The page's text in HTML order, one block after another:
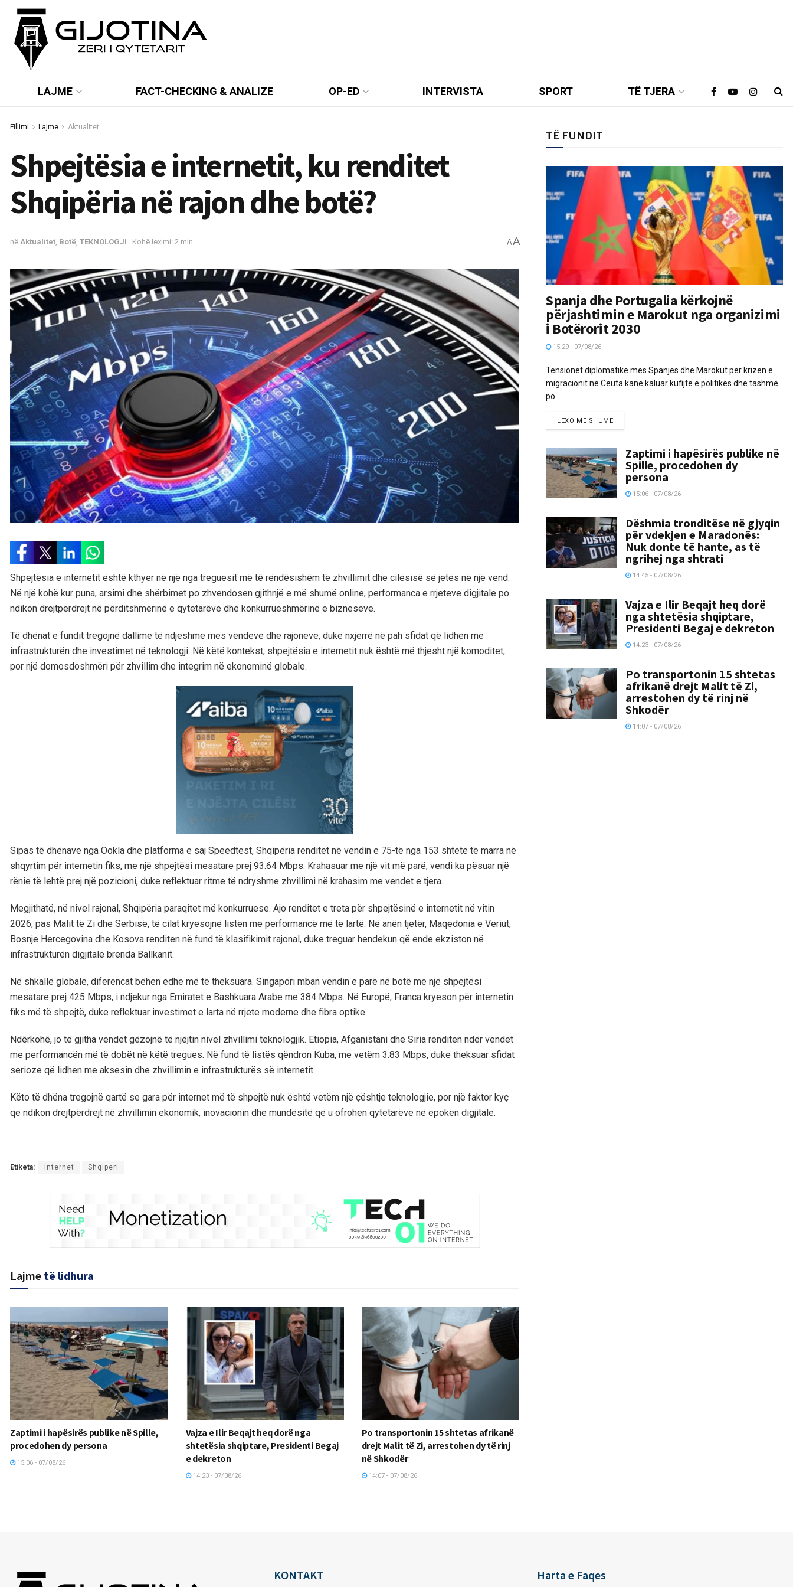
LAJME FACT-CHECKING & ANALIZE OP-ED INTERVISTA SPORT TË TJERA
Fillimi Lajme Aktualitet
Shpejtësia e internetit, ku renditet
Shqipëria në rajon dhe botë?
në Aktualitet Botë TEKNOLOGJI Kohë leximi: 2 min AA
Shpejtësia e internetit është kthyer në një nga treguesit më të rëndësishëm të zhvillimit dhe cilësisë së jetës në një vend.
Në një kohë kur puna, arsimi dhe shërbimet po zhvendosen gjithnjë e më shumë online, performanca e rrjeteve digjitale po
ndikon drejtpërdrejt në përditshmërinë e qytetarëve dhe konkurrueshmërinë e bizneseve.
Të dhënat e fundit tregojnë dallime të ndjeshme mes vendeve dhe rajoneve, duke nxjerrë në pah sfidat që lidhen me
infrastrukturën dhe investimet në teknologji. Në këtë kontekst, shpejtësia e internetit nuk është më thjesht një komoditet,
por një domosdoshmëri për zhvillim dhe integrim në ekonominë globale.
Sipas të dhënave nga Ookla dhe platforma e saj Speedtest, Shqipëria renditet në vendin e 75-të nga 153 shtete të marra në
shqyrtim për internetin fiks, me një shpejtësi mesatare prej 93.64 Mbps. Krahasuar me një vit më parë, vendi ka pësuar një
rënie të lehtë prej një pozicioni, duke reflektuar ritme të ndryshme zhvillimi në krahasim me vendet e tjera.
Megjithatë, në nivel rajonal, Shqipëria paraqitet më konkurruese. Ajo renditet e treta për shpejtësinë e internetit në vitin
2026, pas Malit të Zi dhe Serbisë, të cilat kryesojnë listën me performancë më të lartë. Në anën tjetër, Maqedonia e Veriut,
Bosnje Hercegovina dhe Kosova renditen në fund të klasifikimit rajonal, duke treguar hendekun që ende ekziston në
infrastrukturën digjitale brenda Ballkanit.
Në shkallë globale, diferencat bëhen edhe më të theksuara. Singapori mban vendin e parë në botë me një shpejtësi
mesatare prej 425 Mbps, i ndjekur nga Emiratet e Bashkuara Arabe me 384 Mbps. Në Europë, Franca kryeson për internetin
fiks më të shpejtë, duke reflektuar investimet e larta në rrjete moderne dhe fibra optike.
Ndërkohë, jo të gjitha vendet gëzojnë të njëjtin nivel zhvillimi teknologjik. Etiopia, Afganistani dhe Siria renditen ndër vendet
me performancën më të dobët në këtë tregues. Në fund të listës qëndron Kuba, me vetëm 3.83 Mbps, duke theksuar sfidat
serioze që lidhen me aksesin dhe zhvillimin e infrastrukturës së internetit.
Këto të dhëna tregojnë qartë se gara për internet më të shpejtë nuk është vetëm një çështje teknologjie, por një faktor kyç
që ndikon drejtpërdrejt në zhvillimin ekonomik, inovacionin dhe mundësitë që u ofrohen qytetarëve në epokën digjitale.
Etiketa: internet Shqiperi
Lajme të lidhura
Zaptimi i hapësirës publike në Spille,
procedohen dy persona
15:06 - 07/08/26
Vajza e Ilir Beqajt heq dorë nga
shtetësia shqiptare, Presidenti Begaj
e dekreton
14:23 - 07/08/26
Po transportonin 15 shtetas afrikanë
drejt Malit të Zi, arrestohen dy të rinj
në Shkodër
14:07 - 07/08/26
TË FUNDIT
Spanja dhe Portugalia kërkojnë
përjashtimin e Marokut nga organizimi
i Botërorit 2030
15:29 - 07/08/26
Tensionet diplomatike mes Spanjës dhe Marokut për krizën e
migracionit në Ceuta kanë kaluar kufijtë e politikës dhe tashmë
po...
LEXO MË SHUMË
Zaptimi i hapësirës publike në
Spille, procedohen dy
persona
15:06 - 07/08/26
Dëshmia tronditëse në gjyqin
për vdekjen e Maradonës:
Nuk donte të hante, as të
ngrihej nga shtrati
14:45 - 07/08/26
Vajza e Ilir Beqajt heq dorë
nga shtetësia shqiptare,
Presidenti Begaj e dekreton
14:23 - 07/08/26
Po transportonin 15 shtetas
afrikanë drejt Malit të Zi,
arrestohen dy të rinj në
Shkodër
14:07 - 07/08/26
KONTAKT Harta e Faqes